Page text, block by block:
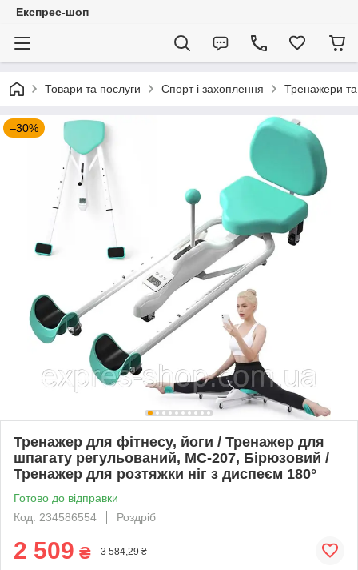
Експрес-шоп
Товари та послуги Спорт і захоплення Тренажери
–30%
Тренажер для фітнесу, йоги / Тренажер для
шпагату регульований, MC-207, Бірюзовий /
Тренажер для розтяжки ніг з диспеєм 180°
Готово до відправки
Код: 234586554
Роздріб
2 509 ₴ 3 584,29 ₴